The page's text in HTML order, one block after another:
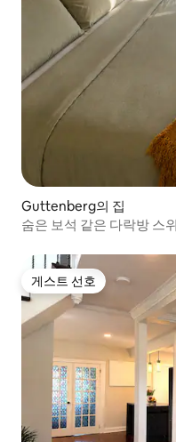
Guttenberg의 집
숨은 보석 같은 다락방 스
게스트 선호
게스트 선호